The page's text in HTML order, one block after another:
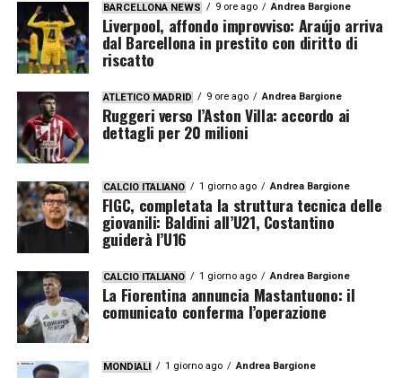
BARCELLONA NEWS 9 ore ago Andrea Bargione
Liverpool, affondo improvviso: Araújo arriva
dal Barcellona in prestito con diritto di
riscatto
ATLETICO MADRID 9 ore ago Andrea Bargione
Ruggeri verso l’Aston Villa: accordo ai
dettagli per 20 milioni
CALCIO ITALIANO 1 giorno ago Andrea Bargione
FIGC, completata la struttura tecnica delle
giovanili: Baldini all’U21, Costantino
guiderà l’U16
CALCIO ITALIANO 1 giorno ago Andrea Bargione
La Fiorentina annuncia Mastantuono: il
comunicato conferma l’operazione
MONDIALI 1 giorno ago Andrea Bargione